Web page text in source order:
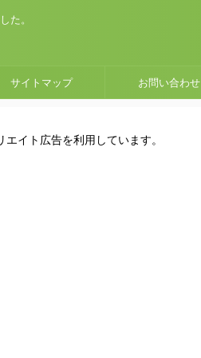
た。
サイトマップ お問い合わせ
イト広告を利用しています。